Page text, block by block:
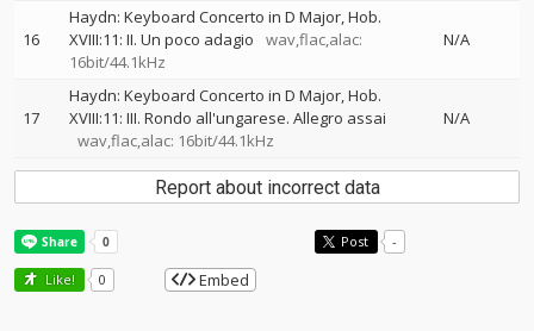
16
Haydn: Keyboard Concerto in D Major, Hob.
XVIII:11: II. Un poco adagio
wav,flac,alac:
16bit/44.1kHz
N/A
17
Haydn: Keyboard Concerto in D Major, Hob.
XVIII:11: III. Rondo all'ungarese. Allegro assai
wav,flac,alac: 16bit/44.1kHz
N/A
Report about incorrect data
Post -
Like! 0 Embed